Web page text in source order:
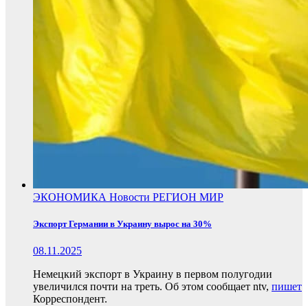
ЭКОНОМИКА Новости РЕГИОН МИР
Экспорт Германии в Украину вырос на 30%
08.11.2025
Немецкий экспорт в Украину в первом полугодии
увеличился почти на треть. Об этом сообщает ntv, пишет
Корреспондент.